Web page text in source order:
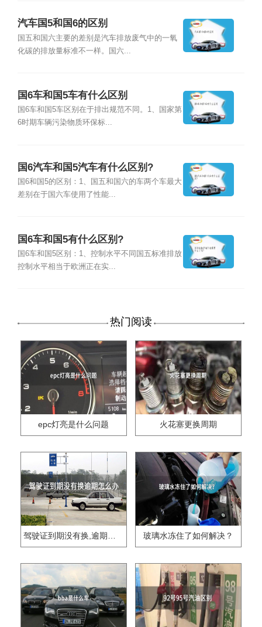
汽车国5和国6的区别
国五和国六主要的差别是汽车排放废气中的一氧
化碳的排放量标准不一样。国六...
国6车和国5车有什么区别
国6车和国5车区别在于排出规范不同。1、国家第
6时期车辆污染物质环保标...
国6汽车和国5汽车有什么区别?
国6和国5的区别：1、国五和国六的车两个车最大
差别在于国六车使用了性能...
国6车和国5有什么区别?
国6车和国5区别：1、控制水平不同国五标准排放
控制水平相当于欧洲正在实...
热门阅读
epc灯亮是什么问题 火花塞更换周期
驾驶证到期没有换,逾期怎么办?? 玻璃水冻住了如何解决？